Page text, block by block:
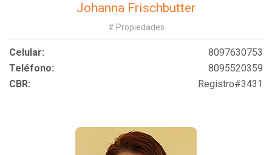
Johanna Frischbutter
# Propiedades
Celular:
8097630753
Teléfono:
8095520359
CBR:
Registro#3431